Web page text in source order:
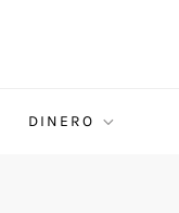
DINERO